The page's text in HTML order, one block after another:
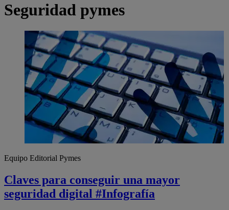
Seguridad pymes
Equipo Editorial Pymes
Claves para conseguir una mayor
seguridad digital #Infografía